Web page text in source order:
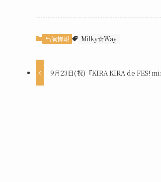
出演情報 Milky☆Way
9月23日(祝)『KIRA KIRA de FES!